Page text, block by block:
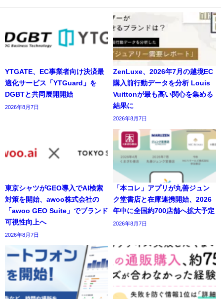
YTGATE、EC事業者向け決済最
適化サービス「YTGuard」を
DGBTと共同展開開始
2026年8月7日
ZenLuxe、2026年7月の越境EC
購入前行動データを分析 Louis
Vuittonが最も高い関心を集める
結果に
2026年8月7日
東京シャツがGEO導入でAI検索
対策を開始、awoo株式会社の
「awoo GEO Suite」でブランド
可視性向上へ
2026年8月7日
「本コレ」アプリが丸善ジュン
ク堂書店と在庫連携開始、2026
年中に全国約700店舗へ拡大予定
2026年8月7日